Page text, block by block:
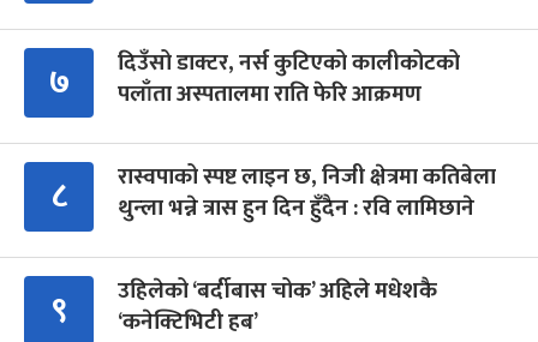
७
दिउँसो डाक्टर, नर्स कुटिएको कालीकोटको
पलाँता अस्पतालमा राति फेरि आक्रमण
८
रास्वपाको स्पष्ट लाइन छ, निजी क्षेत्रमा कतिबेला
थुन्ला भन्ने त्रास हुन दिन हुँदैन : रवि लामिछाने
९
उहिलेको ‘बर्दीबास चोक’ अहिले मधेशकै
‘कनेक्टिभिटी हब’